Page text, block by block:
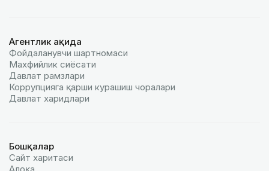
Агентлик ҳақида
Фойдаланувчи шартномаси
Махфийлик сиёсати
Давлат рамзлари
Коррупцияга қарши курашиш чоралари
Давлат харидлари
Бошқалар
Сайт харитаси